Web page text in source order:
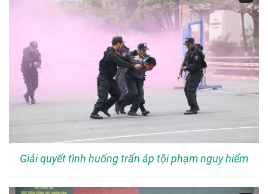
Giải quyết tình huống trấn áp tội phạm nguy hiểm